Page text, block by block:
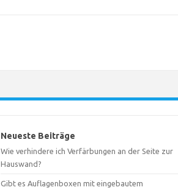
Neueste Beiträge
Wie verhindere ich Verfärbungen an der Seite zur
Hauswand?
Gibt es Auflagenboxen mit eingebautem